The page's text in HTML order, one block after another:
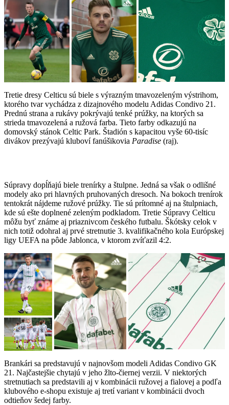
Tretie dresy Celticu sú biele s výrazným tmavozeleným výstrihom,
ktorého tvar vychádza z dizajnového modelu Adidas Condivo 21.
Prednú strana a rukávy pokrývajú tenké prúžky, na ktorých sa
strieda tmavozelená a ružová farba. Tieto farby odkazujú na
domovský stánok Celtic Park. Štadión s kapacitou vyše 60-tisíc
divákov prezývajú kluboví fanúšikovia Paradise (raj).
Súpravy dopĺňajú biele trenírky a štulpne. Jedná sa však o odlišné
modely ako pri hlavných pruhovaných dresoch. Na bokoch trenírok
tentokrát nájdeme ružové prúžky. Tie sú prítomné aj na štulpniach,
kde sú ešte doplnené zeleným podkladom. Tretie Súpravy Celticu
môžu byť známe aj priaznivcom českého futbalu. Škótsky celok v
nich totiž odohral aj prvé stretnutie 3. kvalifikačného kola Európskej
ligy UEFA na pôde Jablonca, v ktorom zvíťazil 4:2.
Brankári sa predstavujú v najnovšom modeli Adidas Condivo GK
21. Najčastejšie chytajú v jeho žlto-čiernej verzii. V niektorých
stretnutiach sa predstavili aj v kombinácii ružovej a fialovej a podľa
klubového e-shopu existuje aj tretí variant v kombinácii dvoch
odtieňov šedej farby.